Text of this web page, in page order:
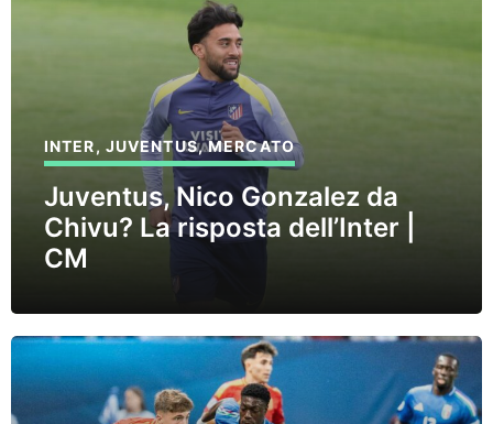
INTER, JUVENTUS,MERCATO
Juventus, Nico Gonzalez da
Chivu? La risposta dell’Inter |
CM